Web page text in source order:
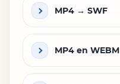
MP4 → SWF
MP4 en WEBM